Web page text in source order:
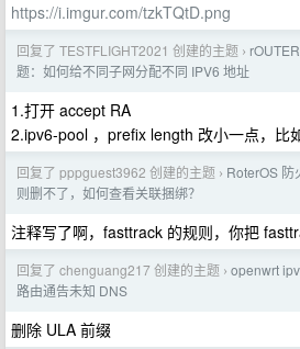
https://i.imgur.com/tzkTQtD.png
回复了 TESTFLIGHT2021 创建的主题 ›
题：如何给不同子网分配不同 IPV6 地址
1.打开 accept RA
2.ipv6-pool ，prefix length 改小一点，比
回复了 pppguest3962 创建的主题 › RoterOS 防
则删不了，如何查看关联捆绑？
注释写了啊，fasttrack 的规则，你把
回复了 chenguang217 创建的主题 › openwrt
路由通告未知 DNS
删除 ULA 前缀